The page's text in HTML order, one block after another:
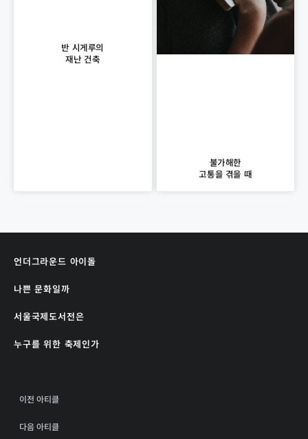
반 시게루의
재난 건축
불가해한
고통을 겪을 때
언더그라운드 아이돌
나쁜 문화일까
서울국제도서전은
누구를 위한 축제인가
이전 아티클
다음 아티클